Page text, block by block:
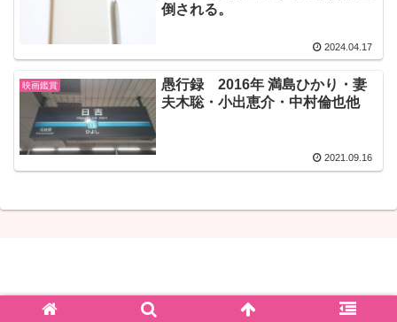
倒される。
2024.04.17
映画鑑賞
愚行録 2016年 満島ひかり・妻
夫木聡・小出恵介・中村倫也他
2021.09.16
© 2020 しゃりこ.